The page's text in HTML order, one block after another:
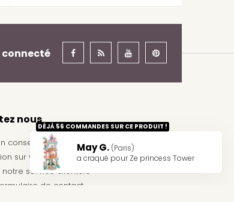
May G. (Paris)
a craqué pour Ze princess Tower
DÉJÀ 56 COMMANDES SUR CE PRODUIT !
connecté
nous
conseil ?
sur votre commande ?
notre service clientèle
de contact